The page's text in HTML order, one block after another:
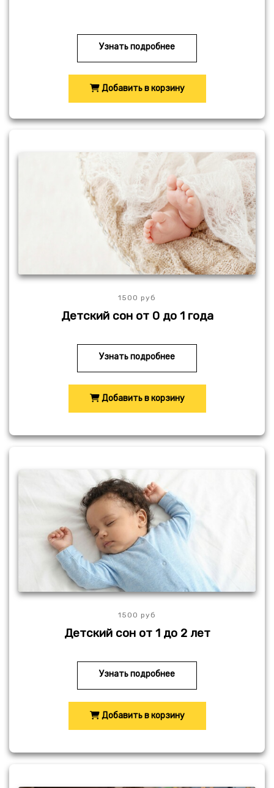
Узнать подробнее
Добавить в корзину
1500 руб
Детский сон от 0 до 1 года
Узнать подробнее
Добавить в корзину
1500 руб
Детский сон от 1 до 2 лет
Узнать подробнее
Добавить в корзину